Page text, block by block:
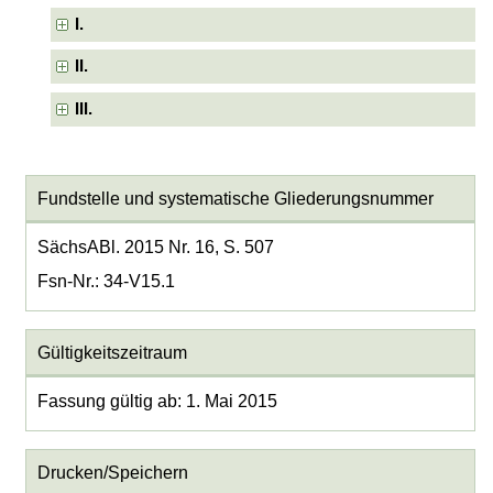
I.
II.
III.
Fundstelle und systematische Gliederungsnummer
SächsABl. 2015 Nr. 16, S. 507
Fsn-Nr.: 34-V15.1
Gültigkeitszeitraum
Fassung gültig ab: 1. Mai 2015
Drucken/Speichern